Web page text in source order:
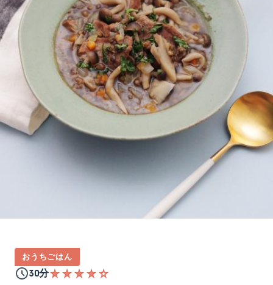
おうちごはん
30分